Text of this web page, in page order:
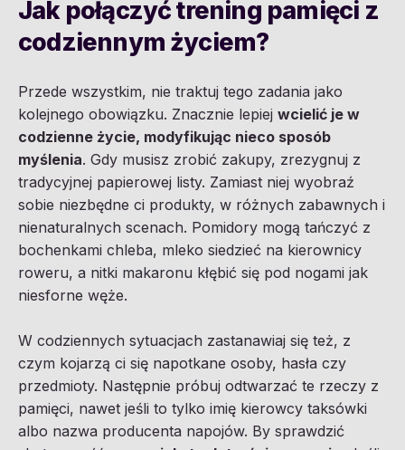
Jak połączyć trening pamięci z
codziennym życiem?
Przede wszystkim, nie traktuj tego zadania jako
kolejnego obowiązku. Znacznie lepiej wcielić je w
codzienne życie, modyfikując nieco sposób
myślenia. Gdy musisz zrobić zakupy, zrezygnuj z
tradycyjnej papierowej listy. Zamiast niej wyobraź
sobie niezbędne ci produkty, w różnych zabawnych i
nienaturalnych scenach. Pomidory mogą tańczyć z
bochenkami chleba, mleko siedzieć na kierownicy
roweru, a nitki makaronu kłębić się pod nogami jak
niesforne węże.
W codziennych sytuacjach zastanawiaj się też, z
czym kojarzą ci się napotkane osoby, hasła czy
przedmioty. Następnie próbuj odtwarzać te rzeczy z
pamięci, nawet jeśli to tylko imię kierowcy taksówki
albo nazwa producenta napojów. By sprawdzić